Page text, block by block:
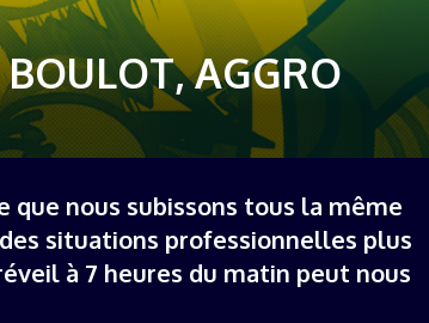
AGGRO
que nous subissons tous la même
situations professionnelles plus
à 7 heures du matin peut nous
19 décembre 2025